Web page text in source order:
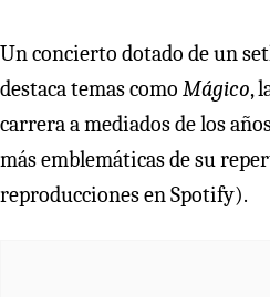
Un concierto dotado de un
destaca temas como Mágico,
carrera a mediados de los
más emblemáticas de su
reproducciones en Spotify).